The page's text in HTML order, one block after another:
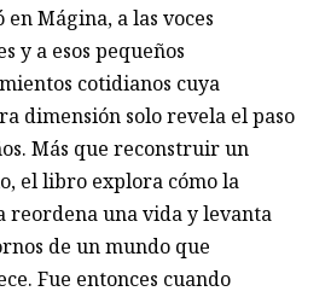
Mágina, a las voces
y a esos pequeños
cotidianos cuya
dimensión solo revela el paso
Más que reconstruir un
el libro explora cómo la
reordena una vida y levanta
de un mundo que
Fue entonces cuando